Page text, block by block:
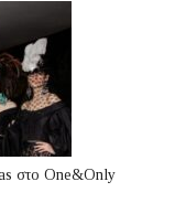
στο One&Only